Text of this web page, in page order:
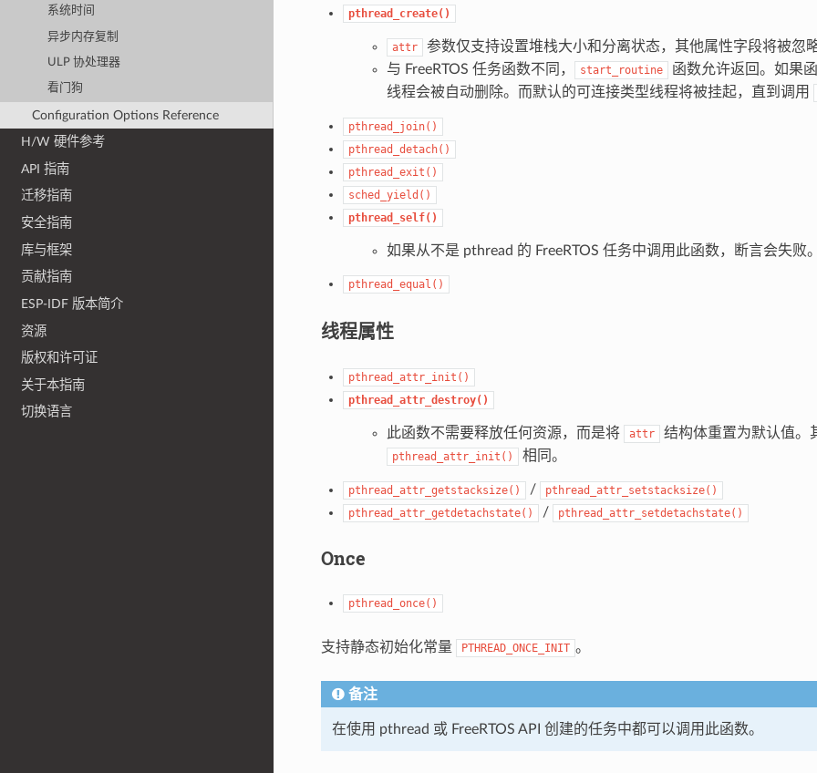
系统时间
异步内存复制
ULP 协处理器
看门狗
Configuration Options Reference
H/W 硬件参考
API 指南
迁移指南
安全指南
库与框架
贡献指南
ESP-IDF 版本简介
资源
版权和许可证
关于本指南
切换语言
pthread_create()
attr
参数仅支持设置堆栈大小和分离状态，其他属性字段将被忽略
与 FreeRTOS 任务函数不同，
start_routine
函数允许返回。如果
线程会被自动删除。而默认的可连接类型线程将被挂起，直到调用
pthread_join()
pthread_detach()
pthread_exit()
sched_yield()
pthread_self()
如果从不是 pthread 的 FreeRTOS 任务中调用此函数，断言会失败。
pthread_equal()
线程属性
pthread_attr_init()
pthread_attr_destroy()
此函数不需要释放任何资源，而是将 attr 结构体重置为默认值。
pthread_attr_init() 相同。
pthread_attr_getstacksize() /
pthread_attr_setstacksize()
pthread_attr_getdetachstate()
/ pthread_attr_setdetachstate()
Once
pthread_once()
支持静态初始化常量 PTHREAD_ONCE_INIT 。
备注
在使用 pthread 或 FreeRTOS API 创建的任务中都可以调用此函数。